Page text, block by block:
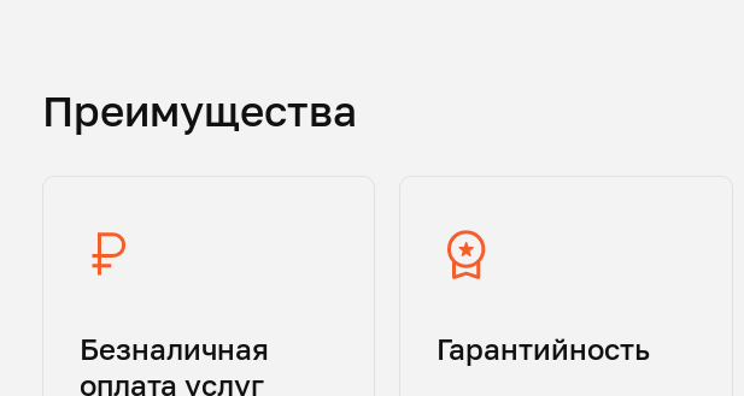
Преимущества
Безналичная
оплата услуг
Гарантийность